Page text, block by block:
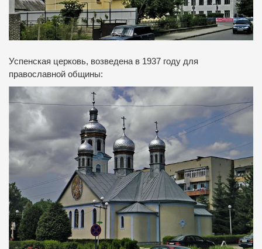
Успенская церковь, возведена в 1937 году для
православной общины: